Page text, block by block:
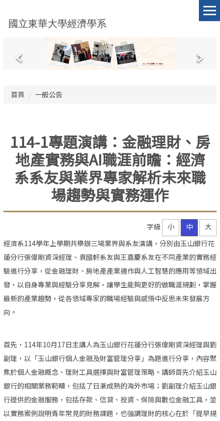
到
主國立東華大學經濟學系
首頁 一般公告
114-1專題演講：金融理財、房
地產實務與AI職涯前瞻：經濟
系系友與業界專家解析未來職
場趨勢與實務運作
字級 小 中
大
經濟系114學年上學期共舉辦三場業界與系友演講，分別由玉山銀行花
蓮分行張偉剛資深經理、袁國軒系友與王嘉慶系友在不同產業的實務經
驗進行分享，從金融理財、房地產產業運作與人工智慧的應用等領域出
發，以自身專業與經驗分享見解，讓學生能夠更好的做職涯規劃，掌握
最新的產業趨勢，從各領域專家的職場經驗與感悟中反思未來發展方
向。
首先，114年10月17日主講人為玉山銀行花蓮分行張偉剛資深經理與劉
副理，以「玉山銀行個人金融及財富管理分享」為題進行分享，內容聚
焦於個人金融概念、理財工具選擇與財富管理策略。講師首先介紹玉山
銀行的相關業務範疇，包括了日漸成熟的海外市場；劉副理介紹玉山銀
行提供的金融服務，包括存款、信貸、投資、保險與數位金融工具，並
以實務案例說明青年常見的財務課題，也強調理財的核心在於「提早規